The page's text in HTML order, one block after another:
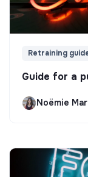
Retraining
Guide for a
Noëmie